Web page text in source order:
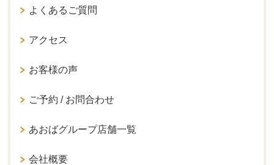
よくあるご質問
アクセス
お客様の声
ご予約 / お問合わせ
あおばグループ店舗一覧
会社概要